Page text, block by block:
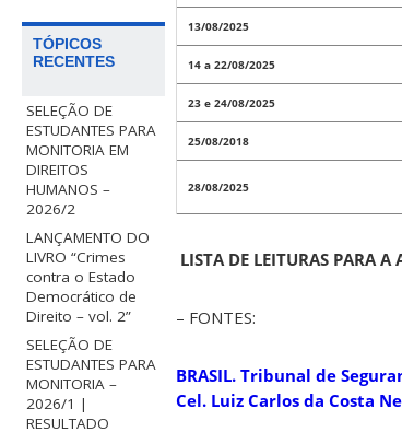
TÓPICOS
RECENTES
SELEÇÃO DE
ESTUDANTES PARA
MONITORIA EM
DIREITOS
HUMANOS –
2026/2
LANÇAMENTO DO
LIVRO “Crimes
contra o Estado
Democrático de
Direito – vol. 2”
SELEÇÃO DE
ESTUDANTES PARA
MONITORIA –
2026/1 |
RESULTADO
13/08/2025
14 a 22/08/2025
23 e 24/08/2025
25/08/2018
28/08/2025
LISTA DE LEITURAS PARA A
– FONTES:
BRASIL. Tribunal de
Cel. Luiz Carlos da Costa